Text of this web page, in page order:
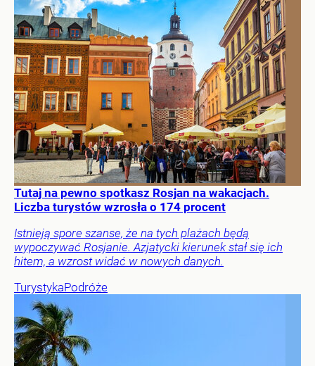
Tutaj na pewno spotkasz Rosjan na wakacjach.
Liczba turystów wzrosła o 174 procent
Istnieją spore szanse, że na tych plażach będą
wypoczywać Rosjanie. Azjatycki kierunek stał się ich
hitem, a wzrost widać w nowych danych.
TurystykaPodróże